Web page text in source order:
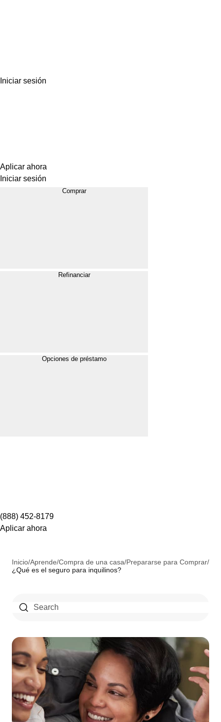
Iniciar sesión
Aplicar ahora
Iniciar sesión
Comprar
Refinanciar
Opciones de préstamo
(888) 452-8179
Aplicar ahora
Inicio/Aprende/Compra de una casa/Prepararse para Comprar/
¿Qué es el seguro para inquilinos?